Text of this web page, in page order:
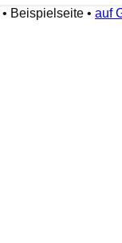
• Beispielseite • auf